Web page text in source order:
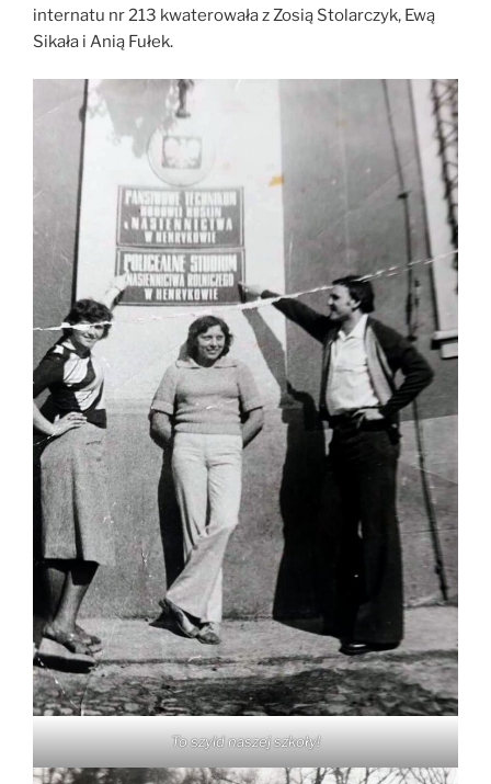
internatu nr 213 kwaterowała z Zosią Stolarczyk, Ewą
Sikała i Anią Fułek.
To szyld naszej szkoły!